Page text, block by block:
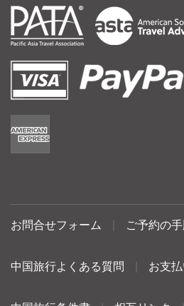
お問合せフォーム ご予約の
中国旅行よくある質問 お支